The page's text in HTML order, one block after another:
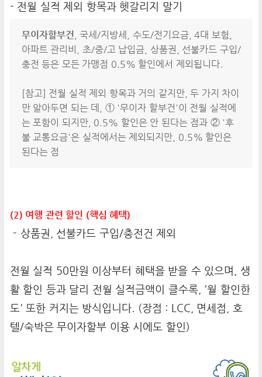
- 전월 실적 제외 항목과 헷갈리지 말기
무이자할부건 , 국세/지방세, 수도/전기요금, 4대 보험,
아파트 관리비, 초/중/고 납입금, 상품권, 선불카드 구입/
충전 등은 모든 가맹점 0.5% 할인에서 제외됩니다.
[참고] 전월 실적 제외 항목과 거의 같지만, 두 가지 차이
만 알아두면 되는 데, ① '무이자 할부건'이 전월 실적에
는 포함이 되지만, 0.5% 할인은 안 된다는 점과 ② '후
불 교통요금'은 실적에서는 제외되지만, 0.5% 할인은
된다는 점
(2) 여행 관련 할인 (핵심 혜택)
- 상품권, 선불카드 구입/충전건 제외
전월 실적 50만원 이상부터 혜택을 받을 수 있으며, 생
활 할인 등과 달리 전월 실적금액이 클수록, '월 할인한
도' 또한 커지는 방식입니다. (장점 : LCC, 면세점, 호
텔/숙박은 무이자할부 이용 시에도 할인)